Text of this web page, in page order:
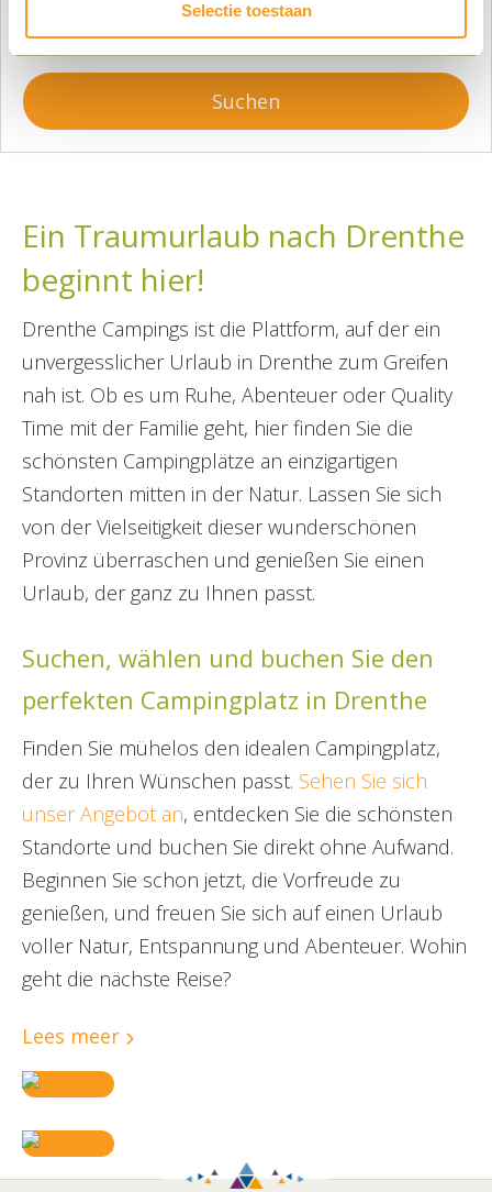
Selectie toestaan
Suchen
Ein Traumurlaub nach Drenthe
beginnt hier!
Drenthe Campings ist die Plattform, auf der ein
unvergesslicher Urlaub in Drenthe zum Greifen
nah ist. Ob es um Ruhe, Abenteuer oder Quality
Time mit der Familie geht, hier finden Sie die
schönsten Campingplätze an einzigartigen
Standorten mitten in der Natur. Lassen Sie sich
von der Vielseitigkeit dieser wunderschönen
Provinz überraschen und genießen Sie einen
Urlaub, der ganz zu Ihnen passt.
Suchen, wählen und buchen Sie den
perfekten Campingplatz in Drenthe
Finden Sie mühelos den idealen Campingplatz,
der zu Ihren Wünschen passt. Sehen Sie sich
unser Angebot an, entdecken Sie die schönsten
Standorte und buchen Sie direkt ohne Aufwand.
Beginnen Sie schon jetzt, die Vorfreude zu
genießen, und freuen Sie sich auf einen Urlaub
voller Natur, Entspannung und Abenteuer. Wohin
geht die nächste Reise?
Lees meer